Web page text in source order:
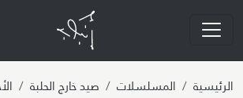
الرئيسية المسلسلات صيد خارج الحلبة